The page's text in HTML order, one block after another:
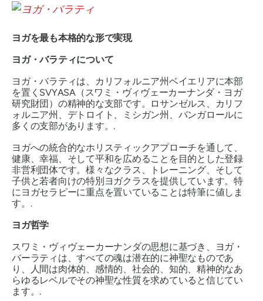
ヨガを最も本格的な形で実現
ヨガ・バラティについて
ヨガ・バラティは、カリフォルニア州ベイエリアに本部
を置くSVYASA（スワミ・ヴィヴェーカーナンダ・ヨガ
研究財団）の精神的な支部です。ロサンゼルス、カリフ
ォルニア州、デトロイト、ミシガン州、バンガロールに
多くの支部があります。.
ヨガへの統合的なホリスティックアプローチを通して、
健康、幸福、そして平和を広めることを目的とした登録
非営利団体です。様々なクラス、トレーニング、そして
子供と若者向けの特別ヨガクラスを提供しています。特
にヨガセラピーに重点を置いていることは特筆に値しま
す。.
ヨガ哲学
スワミ・ヴィヴェーカーナンダの思想に基づき、ヨガ・
バーラティは、すべての魂は潜在的に神聖なものであ
り、人間は肉体的、感情的、社会的、知的、精神的なあ
らゆるレベルでその神聖な性質を求めていると信じてい
ます。.